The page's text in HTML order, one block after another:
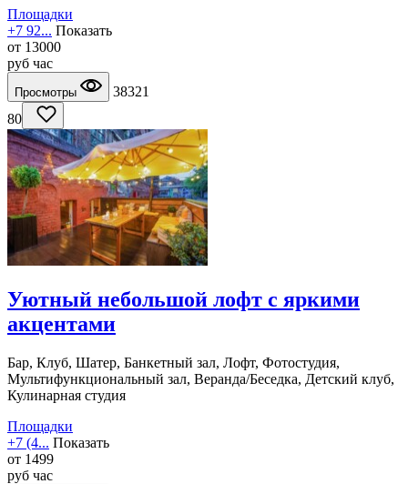
Площадки
+7 92... Показать
от 13000
руб час
Просмотры
38321
80
Уютный небольшой лофт с яркими
акцентами
Бар, Клуб, Шатер, Банкетный зал, Лофт, Фотостудия,
Мультифункциональный зал, Веранда/Беседка, Детский клуб,
Кулинарная студия
Площадки
+7 (4... Показать
от 1499
руб час